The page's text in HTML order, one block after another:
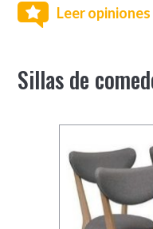
Leer
Sillas de